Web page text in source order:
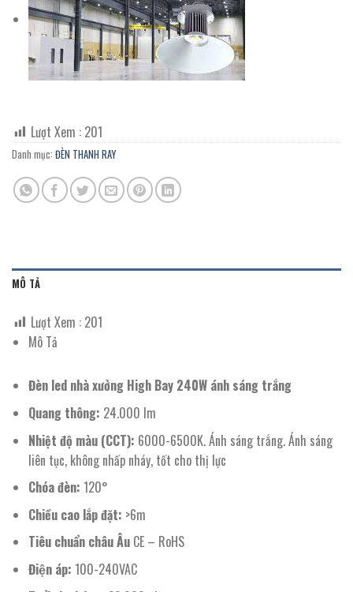
Lượt Xem : 201
Danh mục: ĐÈN THANH RAY
MÔ TẢ
Lượt Xem : 201
Mô Tả
Đèn led nhà xưởng High Bay 240W ánh sáng trắng
Quang thông: 24.000 lm
Nhiệt độ màu (CCT): 6000-6500K. Ánh sáng trắng. Ánh sáng
liên tục, không nhấp nháy, tốt cho thị lực
Chóa đèn: 120°
Chiều cao lắp đặt: >6m
Tiêu chuẩn châu ÂuCE – RoHS
Điện áp: 100-240VAC